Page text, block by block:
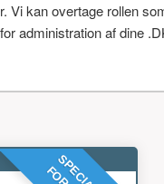
Vi kan overtage rollen
administration af dine